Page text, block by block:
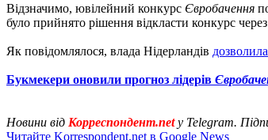
Відзначимо, ювілейний конкурс Євробачення
було прийнято рішення відкласти конкурс
Як повідомлялося, влада Нідерландів
Букмекери оновили прогноз лідерів
Новини від Корреспондент.netу Telegram.
Читайте Korrespondent.net в Google News